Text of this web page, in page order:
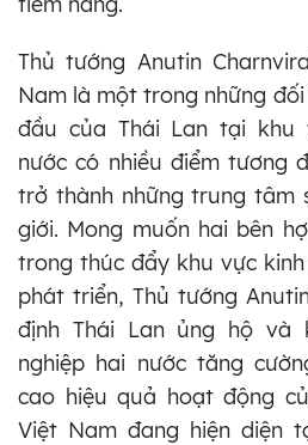
Thủ tướng Anutin
Nam là một trong những
đầu của Thái Lan tại khu
nước có nhiều điểm tương
trở thành những trung tâm
giới. Mong muốn hai bên
trong thúc đẩy khu vực
phát triển, Thủ tướng
định Thái Lan ủng hộ và
nghiệp hai nước tăng
cao hiệu quả hoạt động
Việt Nam đang hiện diện